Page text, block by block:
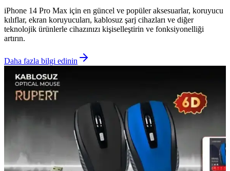
iPhone 14 Pro Max için en güncel ve popüler aksesuarlar, koruyucu
kılıflar, ekran koruyucuları, kablosuz şarj cihazları ve diğer
teknolojik ürünlerle cihazınızı kişiselleştirin ve fonksiyonelliği
artırın.
Daha fazla bilgi edinin